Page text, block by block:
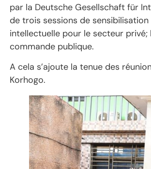
par la Deutsche Gesellschaft für
de trois sessions de
intellectuelle pour le secteur privé;
commande publique.
A cela s’ajoute la tenue des
Korhogo.